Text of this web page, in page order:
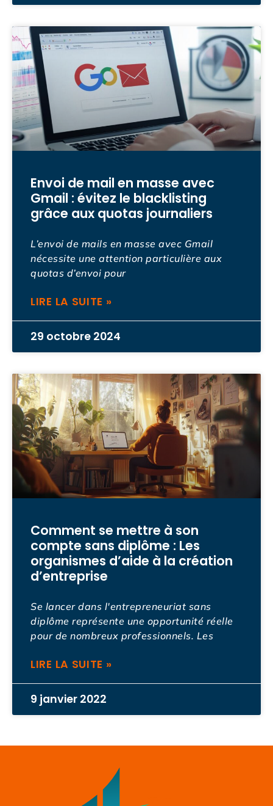
Envoi de mail en masse avec
Gmail : évitez le blacklisting
grâce aux quotas journaliers
L’envoi de mails en masse avec Gmail
nécessite une attention particulière aux
quotas d’envoi pour
LIRE LA SUITE »
29 octobre 2024
Comment se mettre à son
compte sans diplôme : Les
organismes d’aide à la création
d’entreprise
Se lancer dans l'entrepreneuriat sans
diplôme représente une opportunité réelle
pour de nombreux professionnels. Les
LIRE LA SUITE »
9 janvier 2022